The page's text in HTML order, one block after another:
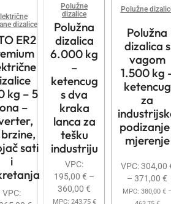
dizalice
ER2
kg – 5
–
sati
i
VPC:
Polužne
dizalice
Polužna
dizalica
6.000 kg
–
ketencug
s dva
kraka
lanca za
tešku
industriju
VPC:
195,00 € –
360,00 €
MPC: 243,75 €
Polužne
Polužna
dizalica s
vagom
1.500 kg
ketencug
za
mjerenje
VPC:304,00
– 371,00 €
MPC: 380,00 €